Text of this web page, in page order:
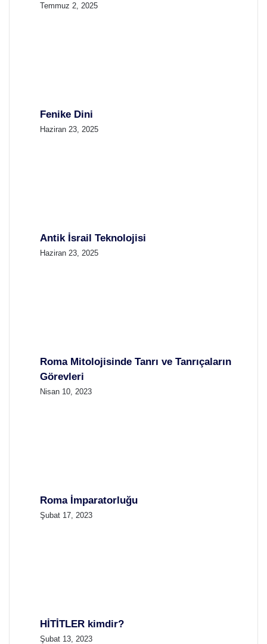
Temmuz 2, 2025
Fenike Dini
Haziran 23, 2025
Antik İsrail Teknolojisi
Haziran 23, 2025
Roma Mitolojisinde Tanrı ve Tanrıçaların
Görevleri
Nisan 10, 2023
Roma İmparatorluğu
Şubat 17, 2023
HİTİTLER kimdir?
Şubat 13, 2023